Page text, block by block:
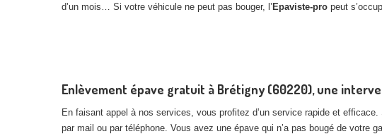
d’un mois… Si votre véhicule ne peut pas bouger, l’ Epaviste-pro peut
Enlèvement épave gratuit à Brétigny (60220), une
En faisant appel à nos services, vous profitez d’un service rapide et
par mail ou par téléphone. Vous avez une épave qui n’a pas bougé de votre